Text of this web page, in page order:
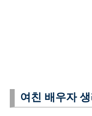
여친 배우자